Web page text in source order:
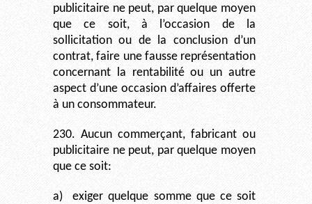
publicitaire ne peut, par quelque moyen
que ce soit, à l’occasion de la
sollicitation ou de la conclusion d’un
contrat, faire une fausse représentation
concernant la rentabilité ou un autre
aspect d’une occasion d’affaires offerte
à un consommateur.
230. Aucun commerçant, fabricant ou
publicitaire ne peut, par quelque moyen
que ce soit:
a)
exiger quelque somme que ce soit